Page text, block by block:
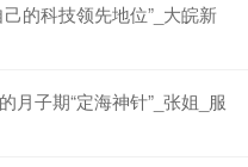
的科技领先地位”_大皖新
月子期“定海神针”_张姐_服